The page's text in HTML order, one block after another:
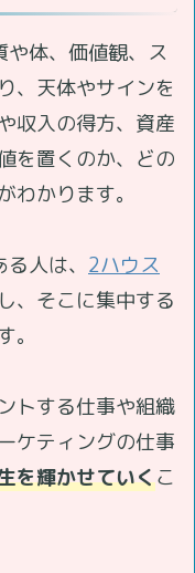
体、価値観、ス
、天体やサインを
収入の得方、資産
を置くのか、どの
わかります。
人は、 2ハウス
、そこに集中する
トする仕事や組織
ケティングの仕事
を輝かせていくこ